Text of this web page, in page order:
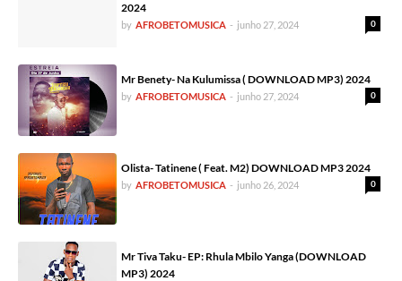
2024
by AFROBETOMUSICA 0
- junho 27, 2024
Mr Benety- Na Kulumissa ( DOWNLOAD MP3) 2024
by AFROBETOMUSICA 0
- junho 27, 2024
Olista- Tatinene ( Feat. M2) DOWNLOAD MP3 2024
by AFROBETOMUSICA 0
- junho 26, 2024
Mr Tiva Taku- EP: Rhula Mbilo Yanga (DOWNLOAD
MP3) 2024